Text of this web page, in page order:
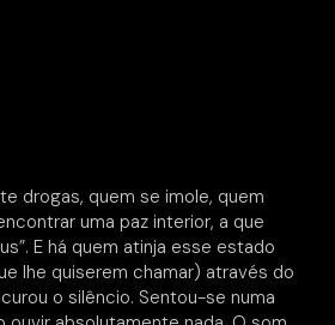
drogas, quem se imole, quem
uma paz interior, a que
E há quem atinja esse estado
lhe quiserem chamar) através do
o silêncio. Sentou-se numa